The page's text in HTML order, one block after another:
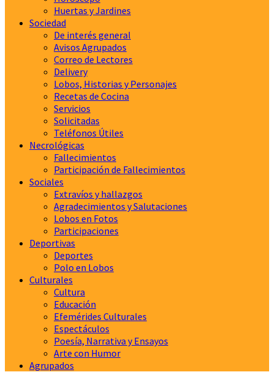
Huertas y Jardines
Sociedad
De interés general
Avisos Agrupados
Correo de Lectores
Delivery
Lobos, Historias y Personajes
Recetas de Cocina
Servicios
Solicitadas
Teléfonos Útiles
Necrológicas
Fallecimientos
Participación de Fallecimientos
Sociales
Extravíos y hallazgos
Agradecimientos y Salutaciones
Lobos en Fotos
Participaciones
Deportivas
Deportes
Polo en Lobos
Culturales
Cultura
Educación
Efemérides Culturales
Espectáculos
Poesía, Narrativa y Ensayos
Arte con Humor
Agrupados